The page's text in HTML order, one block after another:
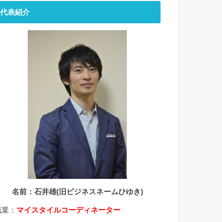
代表紹介
名前：石井雄(旧ビジネスネームひゆき)
： マイスタイルコーディネーター